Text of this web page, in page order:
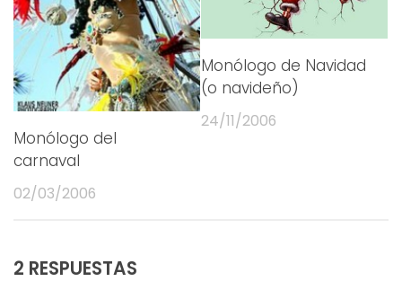
Monólogo del
carnaval
02/03/2006
Monólogo de Navidad
(o navideño)
24/11/2006
2 RESPUESTAS